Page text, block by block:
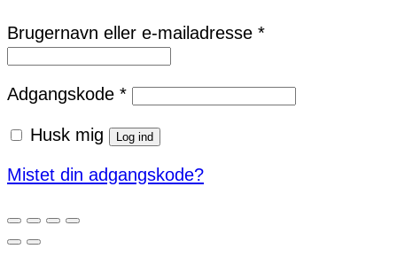
Brugernavn eller e-mailadresse *Påkrævet
Adgangskode *Påkrævet
Husk mig Log ind
Mistet din adgangskode?